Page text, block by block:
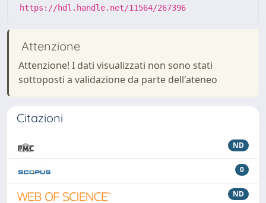
https://hdl.handle.net/11564/267396
Attenzione
Attenzione! I dati visualizzati non sono stati
sottoposti a validazione da parte dell'ateneo
Citazioni
ND
0
ND